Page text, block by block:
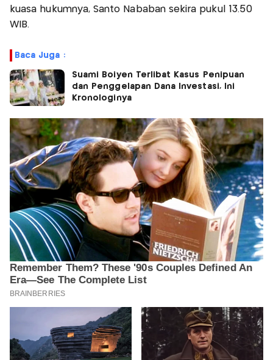
kuasa hukumnya, Santo Nababan sekira pukul 13.50
WIB.
Baca Juga :
Suami Boiyen Terlibat Kasus Penipuan
dan Penggelapan Dana Investasi, Ini
Kronologinya